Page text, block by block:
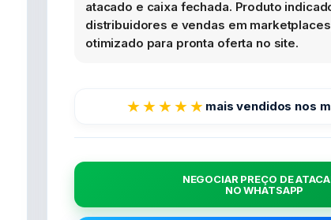
atacado e caixa fechada. Produto
distribuidores e vendas em
otimizado para pronta oferta no site.
★★★★★ mais vendidos nos
NEGOCIAR PREÇO DE
NO WHATSAPP